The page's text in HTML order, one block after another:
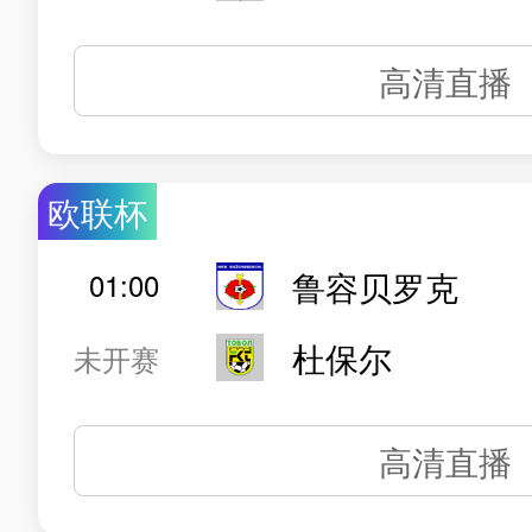
高清直播
欧联杯
01:00
未开赛
鲁容贝罗克
杜保尔
高清直播